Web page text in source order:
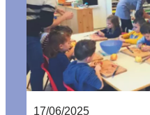
17/06/2025